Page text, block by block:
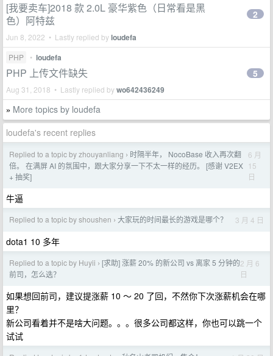
[我要卖车]2018 款 2.0L 豪华紫色（日常看是黑
色）阿特兹
Jun 8, 2022 • Lastly replied byloudefa
2
PHP • loudefa
PHP 上传文件缺失
Aug 31, 2018 • Lastly replied bywo642436249
5
» More topics by loudefa
loudefa's recent replies
Replied to a topic by zhouyanliang › 时隔半年， NocoBase 收入再次翻
倍。 在满屏 AI 的氛围中，跟大家分享一下不太一样的经历。 [感谢 V2EX
+ 抽奖]
6 月
15
日
牛逼
Replied to a topic by shoushen › 大家玩的时间最长的游戏是哪个？ 3 月 4 日
dota1 10 多年
Replied to a topic by Huyii › [求助] 涨薪 20% 的新公司 vs 离家 5 分钟的
前司，怎么选？
2 月 6
日
如果想回前司，建议提涨薪 10 ～ 20 了回，不然你下次涨薪机会在哪
里？
新公司看着并不是啥大问题。。。很多公司都这样，你也可以跳一个
试试